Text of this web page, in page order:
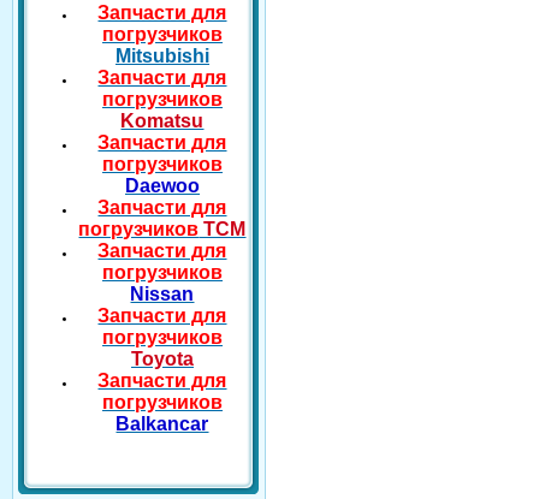
Запчасти для
погрузчиков
Mitsubishi
Запчасти для
погрузчиков
Komatsu
Запчасти для
погрузчиков
Daewoo
Запчасти для
погрузчиков TCM
Запчасти для
погрузчиков
Nissan
Запчасти для
погрузчиков
Toyota
Запчасти для
погрузчиков
Balkancar